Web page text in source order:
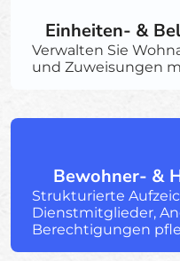
Einheiten- &
Verwalten Sie
und Zuweisungen
Bewohner- &
Strukturierte
Dienstmitglieder,
Berechtigungen